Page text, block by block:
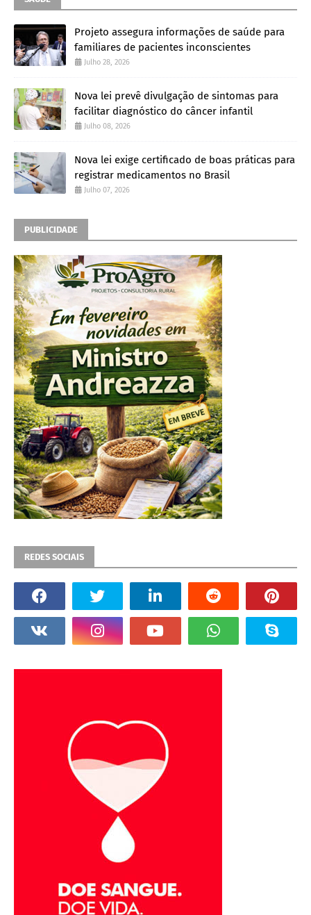
Projeto assegura informações de saúde para
familiares de pacientes inconscientes
Julho 28, 2026
Nova lei prevê divulgação de sintomas para
facilitar diagnóstico do câncer infantil
Julho 08, 2026
Nova lei exige certificado de boas práticas para
registrar medicamentos no Brasil
Julho 07, 2026
PUBLICIDADE
REDES SOCIAIS